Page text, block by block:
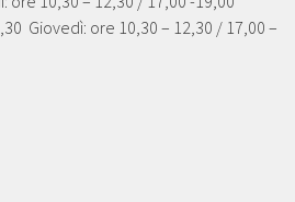
Giovedì: ore 10,30 – 12,30 / 17,00 –